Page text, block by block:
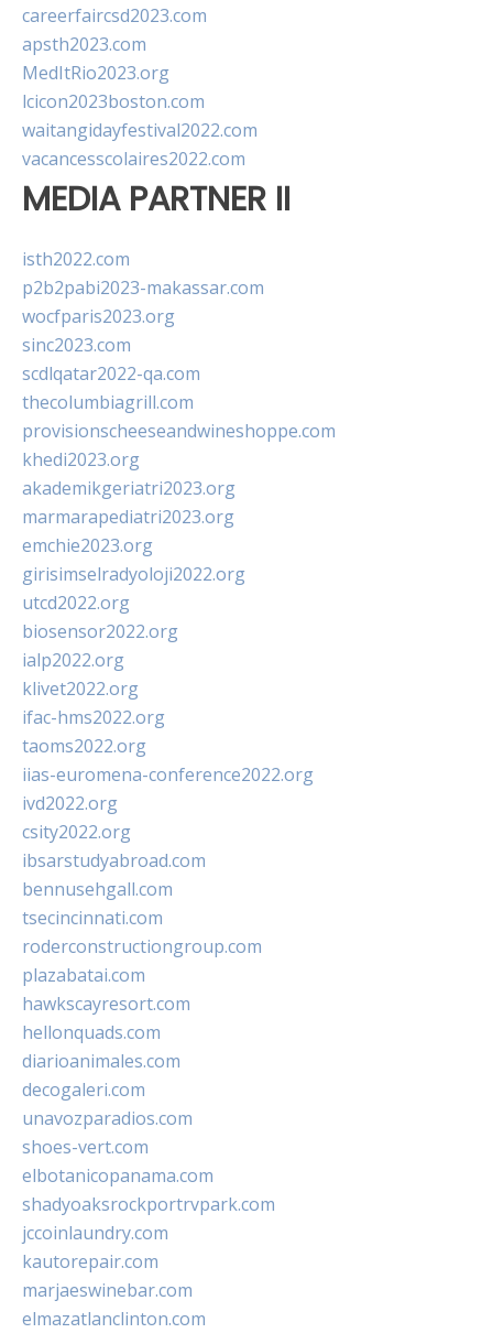
careerfaircsd2023.com
apsth2023.com
MedItRio2023.org
lcicon2023boston.com
waitangidayfestival2022.com
vacancesscolaires2022.com
MEDIA PARTNER II
isth2022.com
p2b2pabi2023-makassar.com
wocfparis2023.org
sinc2023.com
scdlqatar2022-qa.com
thecolumbiagrill.com
provisionscheeseandwineshoppe.com
khedi2023.org
akademikgeriatri2023.org
marmarapediatri2023.org
emchie2023.org
girisimselradyoloji2022.org
utcd2022.org
biosensor2022.org
ialp2022.org
klivet2022.org
ifac-hms2022.org
taoms2022.org
iias-euromena-conference2022.org
ivd2022.org
csity2022.org
ibsarstudyabroad.com
bennusehgall.com
tsecincinnati.com
roderconstructiongroup.com
plazabatai.com
hawkscayresort.com
hellonquads.com
diarioanimales.com
decogaleri.com
unavozparadios.com
shoes-vert.com
elbotanicopanama.com
shadyoaksrockportrvpark.com
jccoinlaundry.com
kautorepair.com
marjaeswinebar.com
elmazatlanclinton.com